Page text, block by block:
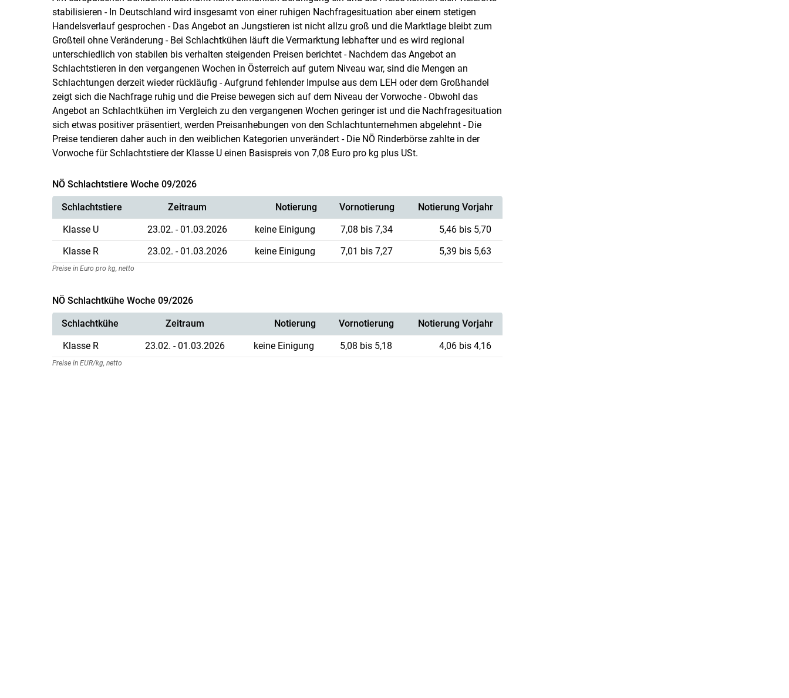
stabilisieren - In Deutschland wird insgesamt von einer ruhigen Nachfragesituation aber einem stetigen
Handelsverlauf gesprochen - Das Angebot an Jungstieren ist nicht allzu groß und die Marktlage bleibt zum
Großteil ohne Veränderung - Bei Schlachtkühen läuft die Vermarktung lebhafter und es wird regional
unterschiedlich von stabilen bis verhalten steigenden Preisen berichtet - Nachdem das Angebot an
Schlachtstieren in den vergangenen Wochen in Österreich auf gutem Niveau war, sind die Mengen an
Schlachtungen derzeit wieder rückläufig - Aufgrund fehlender Impulse aus dem LEH oder dem Großhandel
zeigt sich die Nachfrage ruhig und die Preise bewegen sich auf dem Niveau der Vorwoche - Obwohl das
Angebot an Schlachtkühen im Vergleich zu den vergangenen Wochen geringer ist und die Nachfragesituation
sich etwas positiver präsentiert, werden Preisanhebungen von den Schlachtunternehmen abgelehnt - Die
Preise tendieren daher auch in den weiblichen Kategorien unverändert - Die NÖ Rinderbörse zahlte in der
Vorwoche für Schlachtstiere der Klasse U einen Basispreis von 7,08 Euro pro kg plus USt.
NÖ Schlachtstiere Woche 09/2026
Schlachtstiere Zeitraum Notierung Vornotierung
Notierung Vorjahr
Klasse U
23.02. - 01.03.2026 keine Einigung 7,08 bis 7,34
5,46 bis 5,70
Klasse R
23.02. - 01.03.2026 keine Einigung 7,01 bis 7,27 5,39 bis 5,63
Preise in Euro pro kg, netto
NÖ Schlachtkühe Woche 09/2026
Schlachtkühe Zeitraum Notierung Vornotierung
Notierung Vorjahr
Klasse R
23.02. - 01.03.2026 keine Einigung 5,08 bis 5,18 4,06 bis 4,16
Preise in EUR/kg, netto